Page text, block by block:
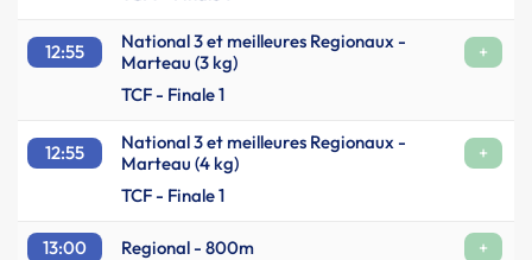
12:55
National 3 et meilleures Regionaux -
Marteau (3 kg)
+
TCF - Finale 1
12:55
National 3 et meilleures Regionaux -
Marteau (4 kg)
+
TCF - Finale 1
13:00 Regional - 800m
+